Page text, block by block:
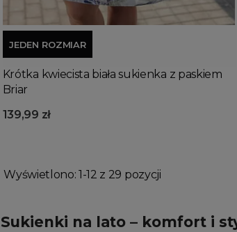
JEDEN ROZMIAR
Krótka kwiecista biała sukienka z paskiem
Briar
139,99 zł
Wyświetlono: 1-12 z 29 pozycji
Sukienki na lato – komfort i